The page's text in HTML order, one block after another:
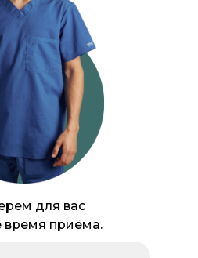
для вас
время приёма.